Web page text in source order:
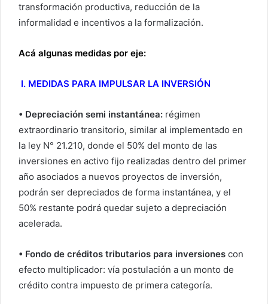
transformación productiva, reducción de la
informalidad e incentivos a la formalización.
Acá algunas medidas por eje:
I. MEDIDAS PARA IMPULSAR LA INVERSIÓN
• Depreciación semi instantánea: régimen
extraordinario transitorio, similar al implementado en
la ley N° 21.210, donde el 50% del monto de las
inversiones en activo fijo realizadas dentro del primer
año asociados a nuevos proyectos de inversión,
podrán ser depreciados de forma instantánea, y el
50% restante podrá quedar sujeto a depreciación
acelerada.
• Fondo de créditos tributarios para inversiones con
efecto multiplicador: vía postulación a un monto de
crédito contra impuesto de primera categoría.